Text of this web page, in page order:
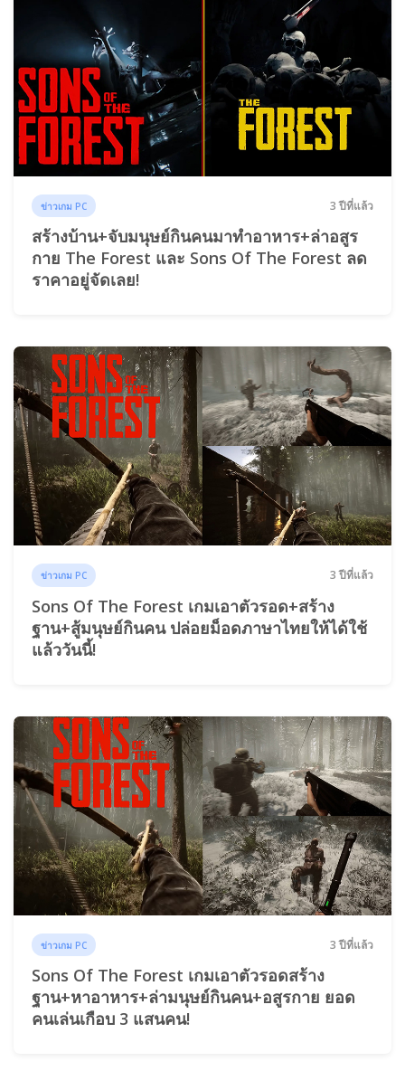
ข่าวเกม PC 3 ปีที่แล้ว
สร้างบ้าน+จับมนุษย์กินคนมาทำอาหาร+ล่าอสูร
กาย The Forest และ Sons Of The Forest ลด
ราคาอยู่จัดเลย!
ข่าวเกม PC 3 ปีที่แล้ว
Sons Of The Forest เกมเอาตัวรอด+สร้าง
ฐาน+สู้มนุษย์กินคน ปล่อยม็อดภาษาไทยให้ได้ใช้
แล้ววันนี้!
ข่าวเกม PC 3 ปีที่แล้ว
Sons Of The Forest เกมเอาตัวรอดสร้าง
ฐาน+หาอาหาร+ล่ามนุษย์กินคน+อสูรกาย ยอด
คนเล่นเกือบ 3 แสนคน!